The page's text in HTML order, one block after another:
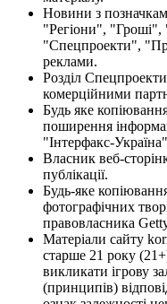
Новини з
"Регіони",
"Спецпроекти",
реклами.
Розділ
комерційними
Будь яке
поширення
"Інтерфакс-
Власник веб-
публікації.
Будь-яке
фотографічних
правовласника
Матеріали сайту
старше 21 року
викликати ігрову
(принципів)